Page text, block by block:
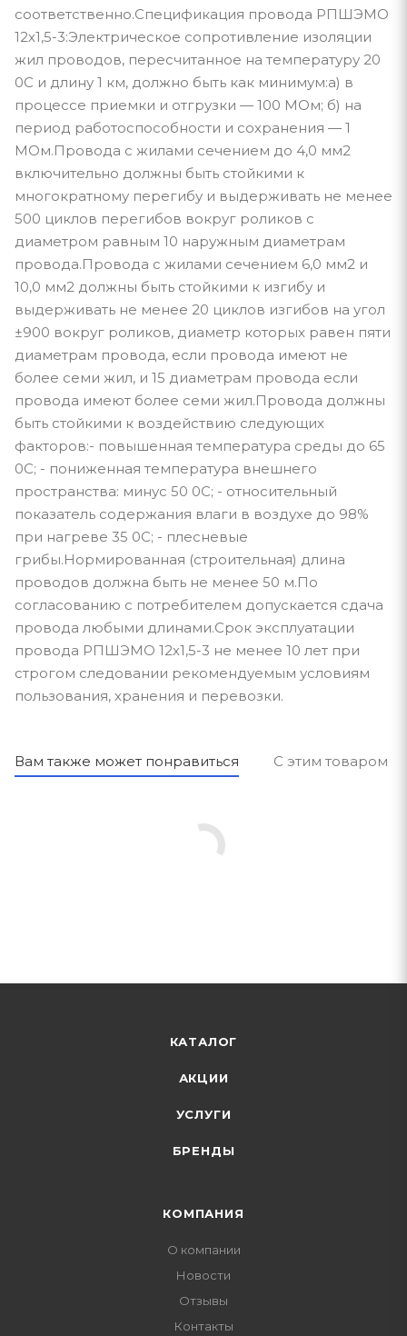
соответственно.Спецификация провода РПШЭМО
12х1,5-3:Электрическое сопротивление изоляции
жил проводов, пересчитанное на температуру 20
0С и длину 1 км, должно быть как минимум:а) в
процессе приемки и отгрузки — 100 МОм; б) на
период работоспособности и сохранения — 1
МОм.Провода с жилами сечением до 4,0 мм2
включительно должны быть стойкими к
многократному перегибу и выдерживать не менее
500 циклов перегибов вокруг роликов с
диаметром равным 10 наружным диаметрам
провода.Провода с жилами сечением 6,0 мм2 и
10,0 мм2 должны быть стойкими к изгибу и
выдерживать не менее 20 циклов изгибов на угол
±900 вокруг роликов, диаметр которых равен пяти
диаметрам провода, если провода имеют не
более семи жил, и 15 диаметрам провода если
провода имеют более семи жил.Провода должны
быть стойкими к воздействию следующих
факторов:- повышенная температура среды до 65
0С; - пониженная температура внешнего
пространства: минус 50 0С; - относительный
показатель содержания влаги в воздухе до 98%
при нагреве 35 0С; - плесневые
грибы.Нормированная (строительная) длина
проводов должна быть не менее 50 м.По
согласованию с потребителем допускается сдача
провода любыми длинами.Срок эксплуатации
провода РПШЭМО 12х1,5-3 не менее 10 лет при
строгом следовании рекомендуемым условиям
пользования, хранения и перевозки.
Вам также может понравиться С этим товаром
КАТАЛОГ
АКЦИИ
УСЛУГИ
БРЕНДЫ
КОМПАНИЯ
О компании
Новости
Отзывы
Контакты